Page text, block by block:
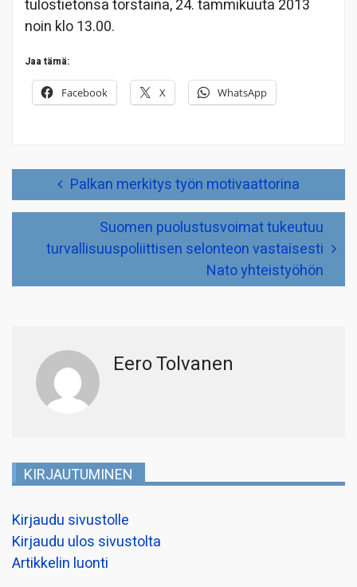
tulostietonsa torstaina, 24. tammikuuta 2013
noin klo 13.00.
Jaa tämä:
Facebook X WhatsApp
Artikkelien Palkan merkitys työn motivaattorina
Suomen puolustusvoimat tukeutuu
turvallisuuspoliittisen selonteon vastaisesti
Nato yhteistyöhön
Eero Tolvanen
KIRJAUTUMINEN
Kirjaudu sivustolle
Kirjaudu ulos sivustolta
Artikkelin luonti